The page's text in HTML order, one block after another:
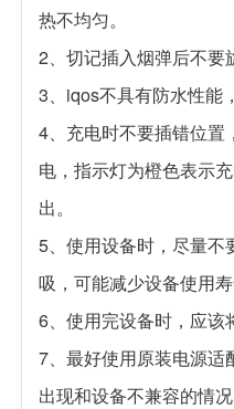
热不均匀。
2、切记插入烟弹后不要
3、iqos不具有防水性能
4、充电时不要插错位置
电，指示灯为橙色表示
出。
5、使用设备时，尽量不
吸，可能减少设备使用
6、使用完设备时，应该
7、最好使用原装电源适
出现和设备不兼容的情况